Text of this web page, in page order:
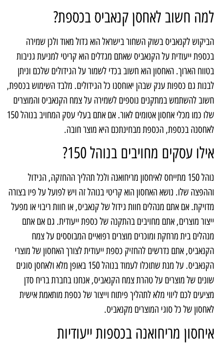
למה חשוב לאחסן קנאביס בכספת?
הביקוש לקנאביס בשוק השחור בישראל הוא גדול מאוד ולכן שמירה
בכספת ייעודית על הקנאביס שאתם מגדלים הוא קריטי למניעת גניבות
בטווח הארוך. האחסון הוא חשוב בכדי לשמור על הגידולים שלכם וניתן
לבנות גם כספות ענק שבהן יאוחסנו כל הגידולים. מלבד השימוש בכספת,
חשוב להשתמש במתקנים נוספים לשמירה על צמח הקנאביס והמוצרים
שלו כמו מכלי אחסון אטומים לאור. אם אתם בעלי עסק המחויב בנוהל 150
לאחסנה בכספת, הכספת מבחינתכם היא מוצר חובה.
אילו עסקים מחויבים בנוהל 150?
נוהל 150 מתייחס לאיחסון מריחואנה ולכל תהליך ההחזקה, הגידול
וההפצה שלו. נושא האחסון הוא קריטי בנוהל זה ויש לפועל על פיו בצורה
מדויקת. אם אתם מנהלים חוות גידול של קנאביס, או חוות ריבוי או מפעל
ייצור מוצרים, אתם מחויבים בהתקנה של כספת ייעודית. גם אם אתם
מנהלים בית מרחקת ומוכרים מוצרים רפואיים המבוססים על צמח
הקנאביס, אתם נדרשים להחזיק כספת ייעודית לצורך האחסון של מוצרי
הקנאביס. על מנת שתוכלו לעמוד בנוהל 150 באופן מלא ולאחסן סוגים
שונים של מוצרים על טהרת צמח הקנאביס, אנחנו בחברת בריח סדן
מציעים לכם ליווי מלא לתהליך פיתוח וייצור של כספת מותאמת אישית
לאחסון של כל סוגי המוצרים מקנאביס.
איחסון מריחואנה בכספות ייעודיות